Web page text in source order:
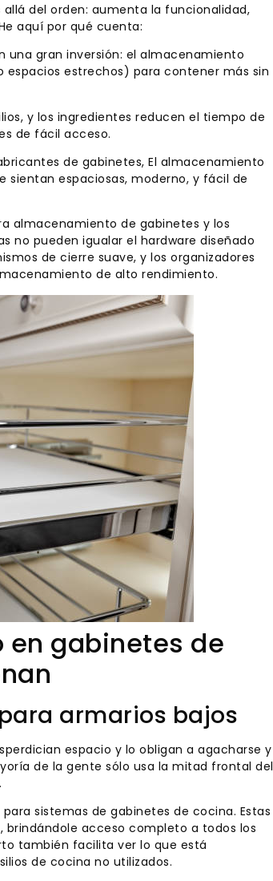
del orden: aumenta la funcionalidad,
aquí por qué cuenta:​
una gran inversión: el almacenamiento
estrechos) para contener más sin
y los ingredientes reducen el tiempo de
de fácil acceso.
de gabinetes, El almacenamiento
sientan espaciosas, moderno, y fácil de
almacenamiento de gabinetes y los
no pueden igualar el hardware diseñado
de cierre suave, y los organizadores
de alto rendimiento.
en gabinetes de
armarios bajos
espacio y lo obligan a agacharse y
de la gente sólo usa la mitad frontal del
sistemas de gabinetes de cocina. Estas
brindándole acceso completo a todos los
también facilita ver lo que está
de cocina no utilizados.